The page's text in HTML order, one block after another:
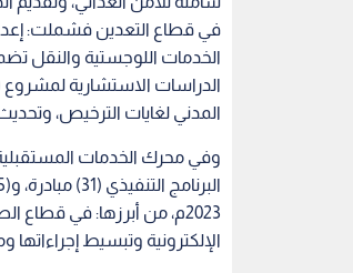
في قطاع التعدين فشملت:
المدني لغايات الترخيص،
وفي محرك الخدمات
2023م، من أبرزها: في قطاع
الإلكترونية وتبسيط